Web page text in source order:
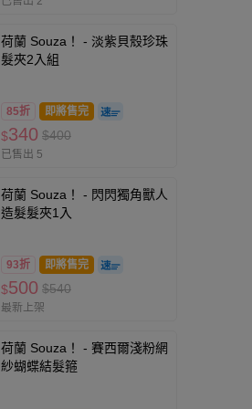
荷蘭 Souza！ - 淡紫貝殼珍珠
髮夾2入組
85折 即將售完
$340 $400
已售出 5
荷蘭 Souza！ - 閃閃獨角獸人
造髮髮夾1入
93折 即將售完
$500 $540
最新上架
荷蘭 Souza！ - 賽西爾淺粉網
紗蝴蝶結髮箍